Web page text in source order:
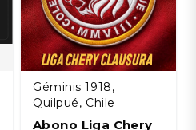
Géminis 1918,
Quilpué, Chile
Abono Liga Chery